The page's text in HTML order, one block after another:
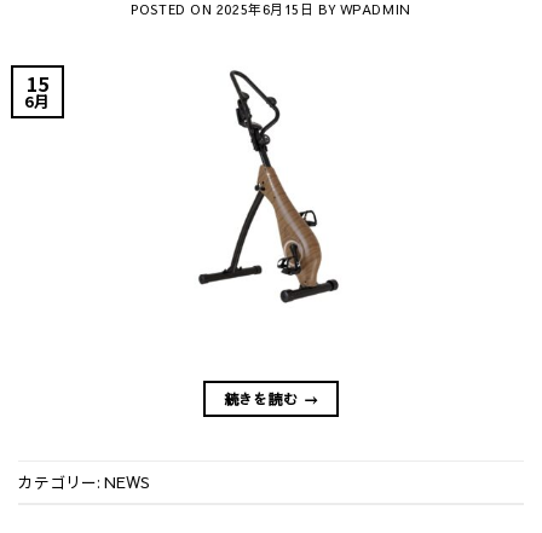
POSTED ON 2025年6月15日 BY WPADMIN
15
6月
続きを読む →
カテゴリー: NEWS